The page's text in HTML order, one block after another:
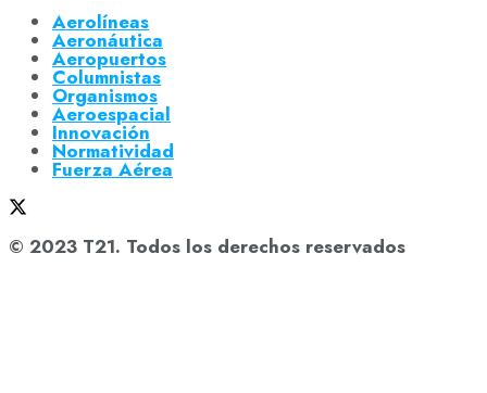
Aerolíneas
Aeronáutica
Aeropuertos
Columnistas
Organismos
Aeroespacial
Innovación
Normatividad
Fuerza Aérea
© 2023 T21. Todos los derechos reservados